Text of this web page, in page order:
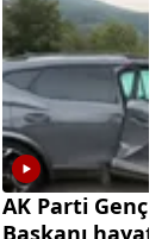
AK Parti
Başkanı